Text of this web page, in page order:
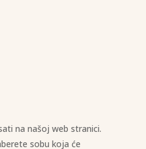
na našoj web stranici.
sobu koja će